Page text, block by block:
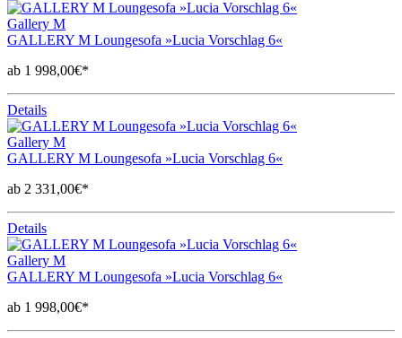
Gallery M
GALLERY M Loungesofa »Lucia Vorschlag 6«
ab 1 998,00€*
Details
Gallery M
GALLERY M Loungesofa »Lucia Vorschlag 6«
ab 2 331,00€*
Details
Gallery M
GALLERY M Loungesofa »Lucia Vorschlag 6«
ab 1 998,00€*